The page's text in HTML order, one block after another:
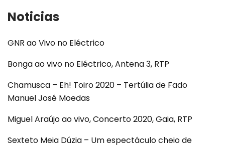
Noticias
GNR ao Vivo no Eléctrico
Bonga ao vivo no Eléctrico, Antena 3, RTP
Chamusca – Eh! Toiro 2020 – Tertúlia de Fado
Manuel José Moedas
Miguel Araújo ao vivo, Concerto 2020, Gaia, RTP
Sexteto Meia Dúzia – Um espectáculo cheio de